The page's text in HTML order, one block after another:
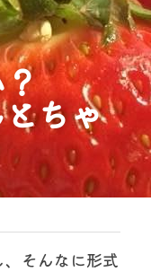
ちゃ
そんなに形式